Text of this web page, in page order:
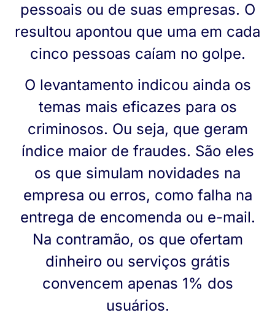
pessoais ou de suas empresas. O
resultou apontou que uma em cada
cinco pessoas caíam no golpe.
O levantamento indicou ainda os
temas mais eficazes para os
criminosos. Ou seja, que geram
índice maior de fraudes. São eles
os que simulam novidades na
empresa ou erros, como falha na
entrega de encomenda ou e-mail.
Na contramão, os que ofertam
dinheiro ou serviços grátis
convencem apenas 1% dos
usuários.